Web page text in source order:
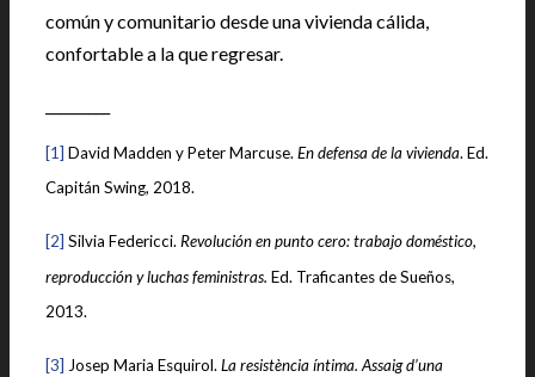
común y comunitario desde una vivienda cálida,
confortable a la que regresar.
[1] David Madden y Peter Marcuse. En defensa de la vivienda. Ed.
Capitán Swing, 2018.
[2] Silvia Federicci.Revolución en punto cero: trabajo doméstico,
reproducción y luchas feministras. Ed. Traficantes de Sueños,
2013.
[3] Josep Maria Esquirol.La resistència íntima. Assaig d’una